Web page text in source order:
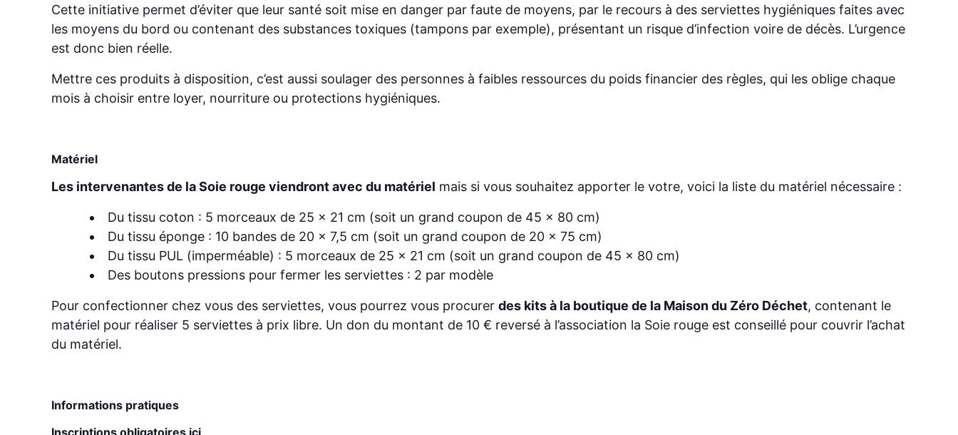
Cette initiative permet d’éviter que leur santé soit mise en danger par faute de moyens, par le recours à des serviettes hygiéniques faites avec
les moyens du bord ou contenant des substances toxiques (tampons par exemple), présentant un risque d’infection voire de décès. L’urgence
est donc bien réelle.
Mettre ces produits à disposition, c’est aussi soulager des personnes à faibles ressources du poids financier des règles, qui les oblige chaque
mois à choisir entre loyer, nourriture ou protections hygiéniques.
Matériel
Les intervenantes de la Soie rouge viendront avec du matériel mais si vous souhaitez apporter le votre, voici la liste du matériel nécessaire :
Du tissu coton : 5 morceaux de 25 x 21 cm (soit un grand coupon de 45 x 80 cm)
Du tissu éponge : 10 bandes de 20 x 7,5 cm (soit un grand coupon de 20 x 75 cm)
Du tissu PUL (imperméable) : 5 morceaux de 25 x 21 cm (soit un grand coupon de 45 x 80 cm)
Des boutons pressions pour fermer les serviettes : 2 par modèle
Pour confectionner chez vous des serviettes, vous pourrez vous procurer des kits à la boutique de la Maison du Zéro Déchet, contenant le
matériel pour réaliser 5 serviettes à prix libre. Un don du montant de 10 € reversé à l’association la Soie rouge est conseillé pour couvrir l’achat
du matériel.
Informations pratiques
Inscriptions obligatoires ici